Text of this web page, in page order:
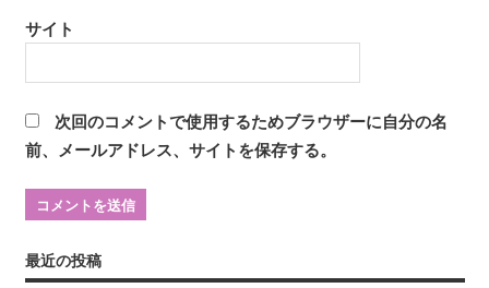
サイト
次回のコメントで使用するためブラウザーに自分の名
前、メールアドレス、サイトを保存する。
最近の投稿